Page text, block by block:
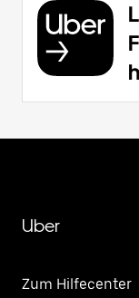
Uber
Zum Hilfecenter